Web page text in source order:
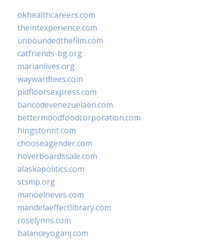
okhealthcareers.com
theintexperience.com
unboundedthefilm.com
catfriends-bg.org
marianlives.org
waywardtees.com
pidfloorsexpress.com
bancodevenezuelaen.com
bettermoodfoodcorporation.com
hingstonnt.com
chooseagender.com
hoverboardssale.com
alaskapolitics.com
stsmp.org
manoelneves.com
mandelaeffectlibrary.com
roselynns.com
balanceyoganj.com